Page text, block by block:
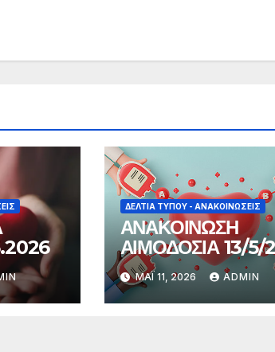
ΔΕΛΤΊΑ ΤΎΠΟΥ - ΑΝΑΚΟΙΝΏΣΕΙΣ
ΑΝΑΚΟΙΝΩΣΗ
ΑΙΜΟΔΟΣΙΑ 13/5/
ΜΆΙ 11, 2026 ADMIN